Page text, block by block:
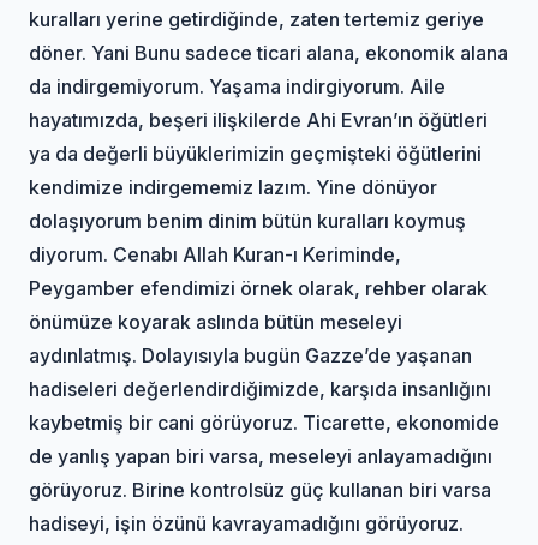
kuralları yerine getirdiğinde, zaten tertemiz geriye
döner. Yani Bunu sadece ticari alana, ekonomik alana
da indirgemiyorum. Yaşama indirgiyorum. Aile
hayatımızda, beşeri ilişkilerde Ahi Evran’ın öğütleri
ya da değerli büyüklerimizin geçmişteki öğütlerini
kendimize indirgememiz lazım. Yine dönüyor
dolaşıyorum benim dinim bütün kuralları koymuş
diyorum. Cenabı Allah Kuran-ı Keriminde,
Peygamber efendimizi örnek olarak, rehber olarak
önümüze koyarak aslında bütün meseleyi
aydınlatmış. Dolayısıyla bugün Gazze’de yaşanan
hadiseleri değerlendirdiğimizde, karşıda insanlığını
kaybetmiş bir cani görüyoruz. Ticarette, ekonomide
de yanlış yapan biri varsa, meseleyi anlayamadığını
görüyoruz. Birine kontrolsüz güç kullanan biri varsa
hadiseyi, işin özünü kavrayamadığını görüyoruz.